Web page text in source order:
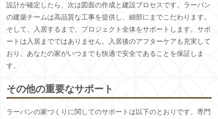
設計が確定したら、次は図面の作成と建設プロセスです。ラーバン
の建築チームは高品質な工事を提供し、細部にまでこだわります。
そして、入居するまで、プロジェクト全体をサポートします。サポ
ートは入居までではありません。入居後のアフターケアも充実して
おり、あなたの家がいつまでも快適で安全であることを保証しま
す。
その他の重要なサポート
ラーバンの家づくりに関してのサポートは以下のとおりです。専門